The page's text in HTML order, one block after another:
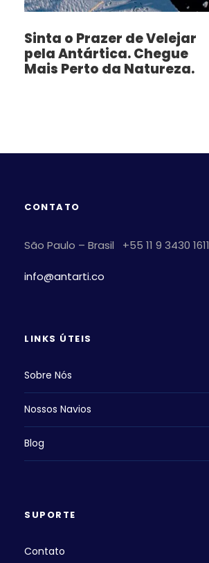
Sinta o Prazer de Velejar
pela Antártica. Chegue
Mais Perto da Natureza.
CONTATO
São Paulo – Brasil +55 11 9 3430 1611
info@antarti.co
LINKS ÚTEIS
Sobre Nós
Nossos Navios
Blog
SUPORTE
Contato